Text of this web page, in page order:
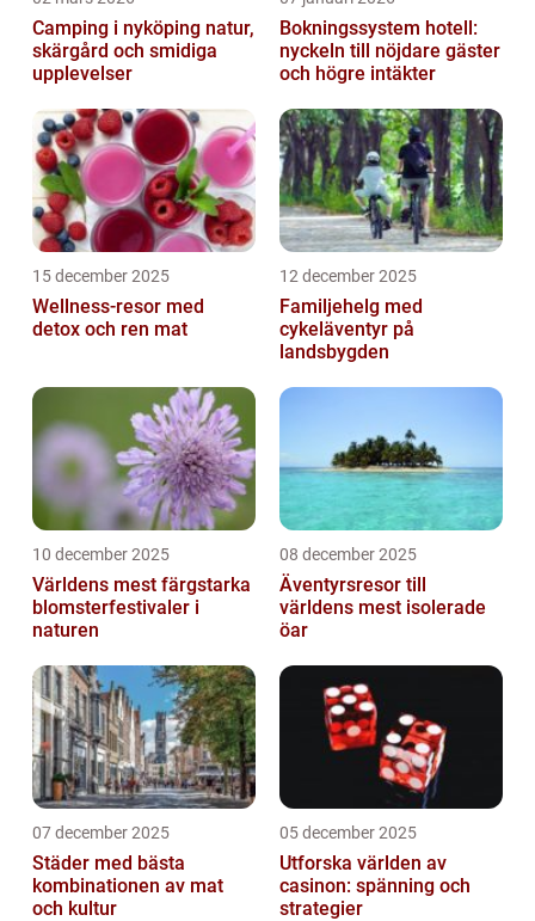
Camping i nyköping natur,
skärgård och smidiga
upplevelser
Bokningssystem hotell:
nyckeln till nöjdare gäster
och högre intäkter
15 december 2025
Wellness-resor med
detox och ren mat
12 december 2025
Familjehelg med
cykeläventyr på
landsbygden
10 december 2025
Världens mest färgstarka
blomsterfestivaler i
naturen
08 december 2025
Äventyrsresor till
världens mest isolerade
öar
07 december 2025
Städer med bästa
kombinationen av mat
och kultur
05 december 2025
Utforska världen av
casinon: spänning och
strategier